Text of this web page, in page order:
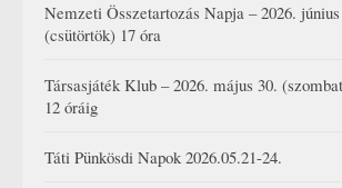
Nemzeti Összetartozás Napja – 2026.
(csütörtök) 17 óra
Társasjáték Klub – 2026. május 30.
12 óráig
Táti Pünkösdi Napok 2026.05.21-24.